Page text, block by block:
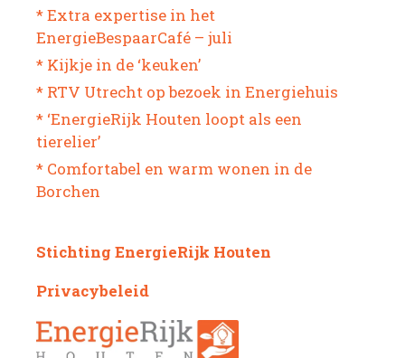
* Extra expertise in het
EnergieBespaarCafé – juli
* Kijkje in de ‘keuken’
* RTV Utrecht op bezoek in Energiehuis
* ‘EnergieRijk Houten loopt als een
tierelier’
* Comfortabel en warm wonen in de
Borchen
Stichting EnergieRijk Houten
Privacybeleid